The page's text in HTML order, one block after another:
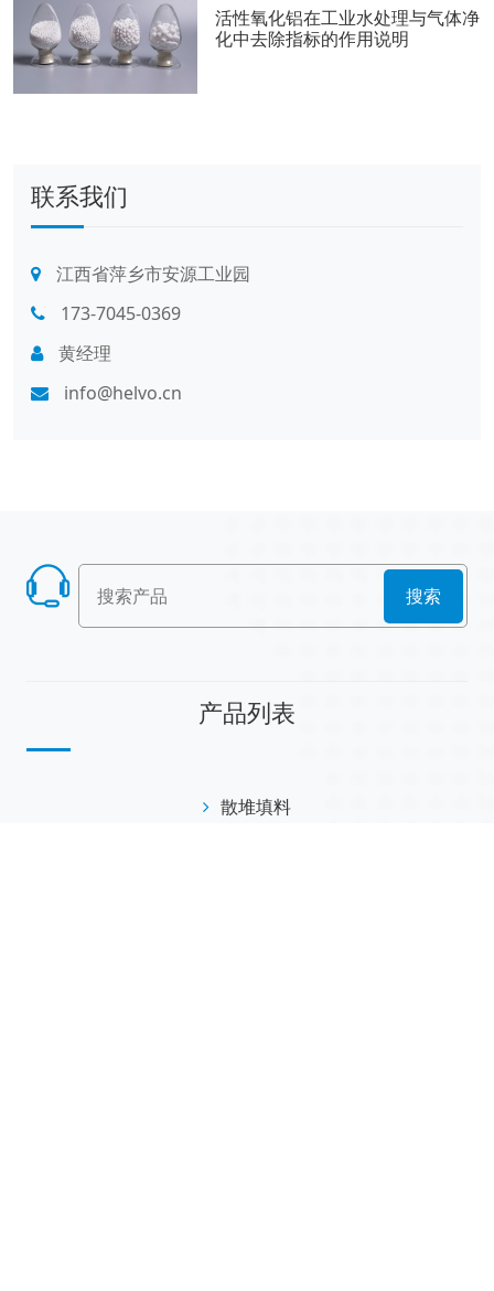
活性氧化铝在工业水处理与气体净
化中去除指标的作用说明
联系我们
江西省萍乡市安源工业园
173-7045-0369
黄经理
info@helvo.cn
搜索
产品列表
散堆填料